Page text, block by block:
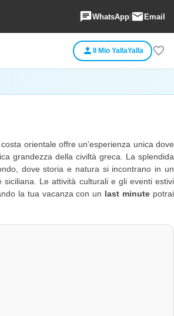
chatWhatsApp|emailEmail
person Il Mio YallaYalla favorite_border
orientale offre un'esperienza unica dove
grandezza della civiltà greca. La splendida
dove storia e natura si incontrano in un
Le attività culturali e gli eventi estivi
la tua vacanza con un last minute potrai